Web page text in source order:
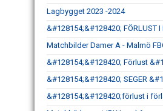
Lagbygget 2023 -2024
&#128154;&#128420; FÖRLUST
Matchbilder Damer A - Malmö
&#128154;&#128420; Förlust
&#128154;&#128420; SEGER
&#128154;&#128420;förlust i